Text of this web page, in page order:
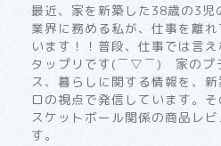
最近、家を新築した38歳の3児
業界に務める私が、仕事を離
います！！普段、仕事では言
タップリです(￣▽￣) 家のプ
ス、暮らしに関する情報を、
ロの視点で発信しています。
スケットボール関係の商品レ
す。